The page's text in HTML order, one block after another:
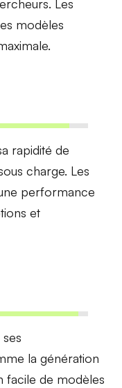
Les
modèles
rapidité de
charge. Les
performance
et
lagénération
facile de modèles